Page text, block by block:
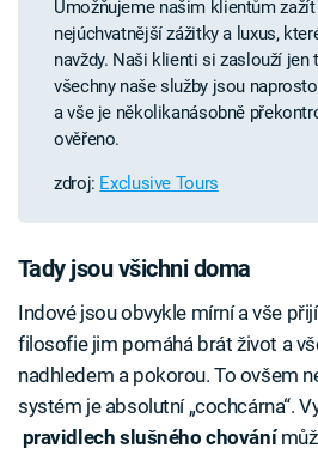
Umožňujeme našim klientům
nejúchvatnější zážitky a luxus,
navždy. Naši klienti si zaslouží jen
všechny naše služby jsou
a vše je několikanásobně
ověřeno.
zdroj: Exclusive Tours
Tady jsou všichni doma
Indové jsou obvykle mírní a vše
filosofie jim pomáhá brát život a
nadhledem a pokorou. To ovšem
systém je absolutní „cochcárna“.
pravidlech slušného chování